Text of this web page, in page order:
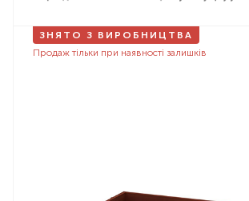
ЗНЯТО З ВИРОБНИЦТВА
Продаж тільки при наявності залишків